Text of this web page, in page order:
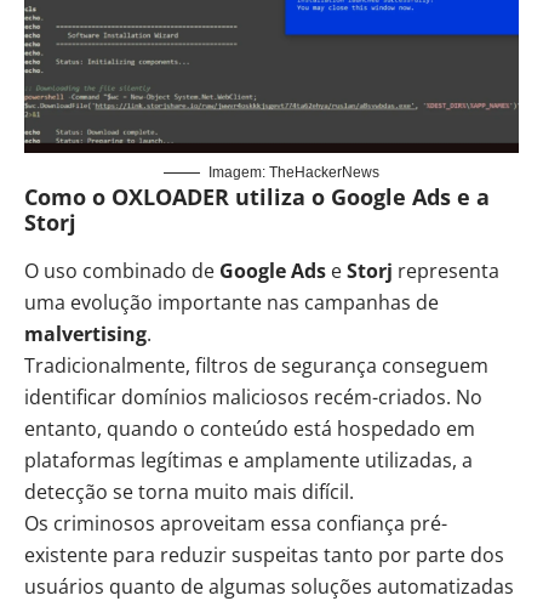
Imagem: TheHackerNews
Como o OXLOADER utiliza o Google Ads e a
Storj
O uso combinado de Google Ads eStorj representa
uma evolução importante nas campanhas de
malvertising.
Tradicionalmente, filtros de segurança conseguem
identificar domínios maliciosos recém-criados. No
entanto, quando o conteúdo está hospedado em
plataformas legítimas e amplamente utilizadas, a
detecção se torna muito mais difícil.
Os criminosos aproveitam essa confiança pré-
existente para reduzir suspeitas tanto por parte dos
usuários quanto de algumas soluções automatizadas